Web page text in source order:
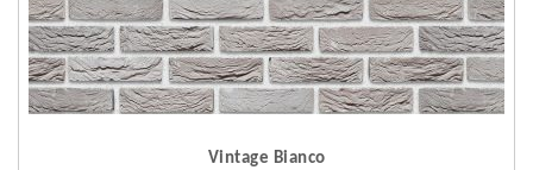
Vintage Bianco